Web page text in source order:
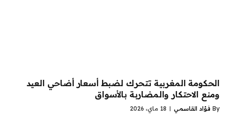
الحكومة المغربية تتحرك لضبط أسعار أضاحي العيد
ومنع الاحتكار والمضاربة بالأسواق
By فؤاد القاسمي 18 ماي، 2026